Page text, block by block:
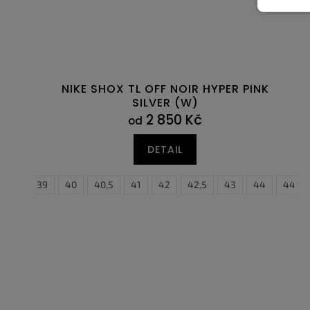
NIKE SHOX TL OFF NOIR HYPER PINK
SILVER (W)
od 2 850 Kč
DETAIL
39 40 40,5 41 42 42,5 43 44 44,5